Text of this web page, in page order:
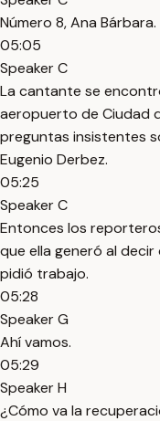
Número 8, Ana Bárbara.
05:05
Speaker C
La cantante se
aeropuerto de Ciudad
preguntas insistentes
Eugenio Derbez.
05:25
Speaker C
Entonces los
que ella generó al
pidió trabajo.
05:28
Speaker G
Ahí vamos.
05:29
Speaker H
¿Cómo va la